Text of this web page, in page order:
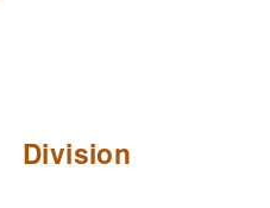
Division